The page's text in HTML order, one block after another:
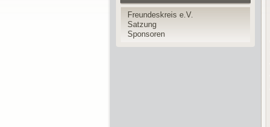
Freundeskreis e.V.
Satzung
Sponsoren